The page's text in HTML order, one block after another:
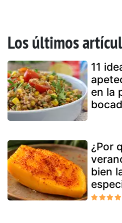
Los últimos
11
en la
¿Por
bien